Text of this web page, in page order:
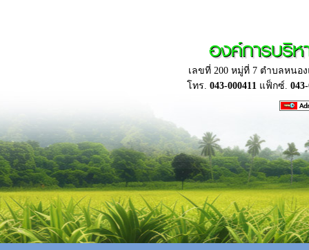
องค์การบริ
เลขที่ 200 หมู่ที่ 7 ตำบลหนอ
โทร. 043-000411แฟ็กซ์.